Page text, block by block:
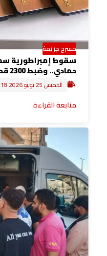
مسرح جريمة
سقوط إمبراطورية
حمادي.. وضبط 2300 قطعة قبل الامتحانات
الخميس 25 يونيو 2026 4:18 م
متابعة القراءة